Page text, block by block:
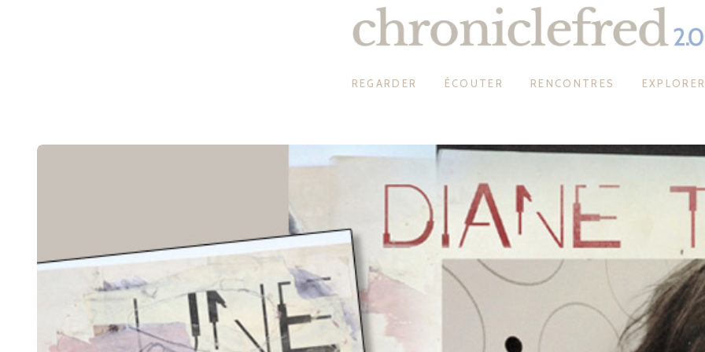
REGARDER ÉCOUTER RENCONTRES